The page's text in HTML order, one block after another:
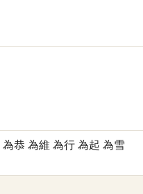
為恭 為維 為行 為起 為雪